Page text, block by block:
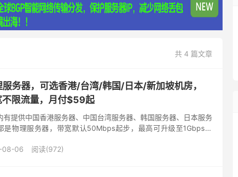
共 4 篇文章
务器，可选香港/台湾/韩国/日本/新加坡机房，
限流量，月付$59起
提供中国香港服务器、中国台湾服务器、韩国服务器、日本服务
是物理服务器，带宽默认50Mbps起步，最高可升级至1Gbps独
08-06 阅读(972)